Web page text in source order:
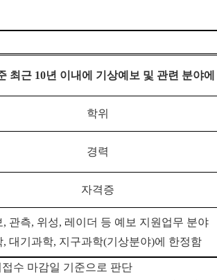
최근 10년 이내에 기상예보 및 관련 분야에
학위
경력
자격증
, 관측, 위성, 레이더 등 예보 지원업무 분야
, 대기과학, 지구과학(기상분야)에 한정함
수 마감일 기준으로 판단